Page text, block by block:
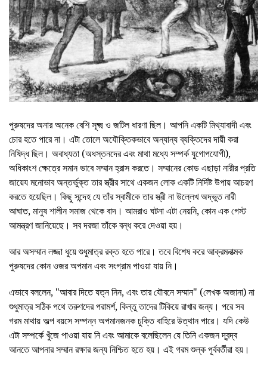
পুরুষদের অনার অনেক বেশি সূক্ষ্ম ও জটিল ধারণা ছিল। আপনি একটি মিথ্যাবাদী এবং
চোর হতে পারে না। এটা তোলে অযৌক্তিকভাবে অন্যান্য ব্যক্তিদের দায়ী করা
নিষিদ্ধ ছিল। অবাধ্যতা (অধস্তনদের এবং মাথা মধ্যে সম্পর্ক যুগোপযোগী),
অধিকাংশ ক্ষেত্রে সমান ভাবে সম্মান হ্রাস করতে। সম্মানের কোড এছাড়া নারীর প্রতি
জায়েয মনোভাব অন্তর্ভুক্ত তার স্ত্রীর সাথে একজন লোক একটি নির্দিষ্ট উপায় আচরণ
করতে হয়েছিল। কিছু সন্দেহ যে তাঁর স্বামীকে তার স্ত্রী না উল্লেখ অদ্ভুত নারী
আঘাত, মানুষ শালীন সমাজ থেকে বাদ। আমরাও ঘটনা এটা নেয়নি, কোন এক গেস্ট
আমন্ত্রণ জানিয়েছে। সব দরজা তাঁকে বন্ধ করে দেওয়া হয়।
আর অসম্মান লজ্জা ধুয়ে শুধুমাত্র রক্ত হতে পারে। তবে বিশেষ করে আক্রমনাত্মক
পুরুষদের কোন ওজর অপমান এবং সংগ্রাম পাওয়া যায় নি।
এভাবে বললেন, "আবার দিতে যত্ন নিন, এবং তার যৌবনে সম্মান" (লেখক অজানা) না
শুধুমাত্র সঠিক পথে তরুণদের পরামর্শ, কিন্তু তাদের টিকিয়ে রাখার জন্য। পরে সব
গরম মাথায় অল্প বয়সে সম্পন্ন অপমানজনক চুক্তি বাহিরে উত্থান পারে। যদি কেউ
এটা সম্পর্কে খুঁজে পাওয়া যায় নি এবং আমাকে বলেছিলেন যে তিনি একজন দ্বন্দ্ব
আনতে আপনার সম্মান রক্ষার জন্য নিশ্চিত হতে হয়। এই গরম শুল্ক পূর্ববর্তীরা হয়।